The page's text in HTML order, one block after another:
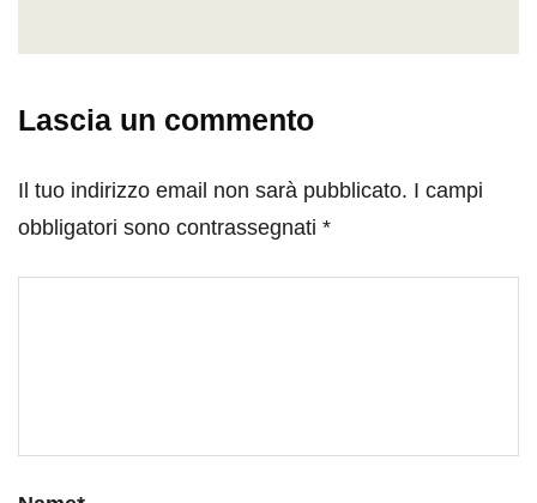
Lascia un commento
Il tuo indirizzo email non sarà pubblicato. I campi
obbligatori sono contrassegnati *